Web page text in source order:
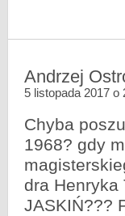
Andrzej
5 listopada 2017 o
Chyba
1968? gdy
dra Henryka
JASKIŃ???